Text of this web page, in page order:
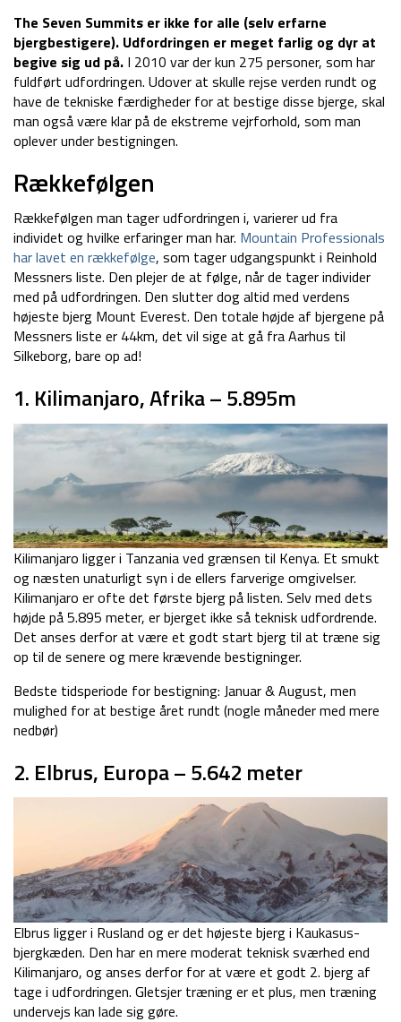
The Seven Summits er ikke for alle (selv erfarne
bjergbestigere). Udfordringen er meget farlig og dyr at
begive sig ud på. I 2010 var der kun 275 personer, som har
fuldført udfordringen. Udover at skulle rejse verden rundt og
have de tekniske færdigheder for at bestige disse bjerge, skal
man også være klar på de ekstreme vejrforhold, som man
oplever under bestigningen.
Rækkefølgen
Rækkefølgen man tager udfordringen i, varierer ud fra
individet og hvilke erfaringer man har. Mountain Professionals
har lavet en rækkefølge, som tager udgangspunkt i Reinhold
Messners liste. Den plejer de at følge, når de tager individer
med på udfordringen. Den slutter dog altid med verdens
højeste bjerg Mount Everest. Den totale højde af bjergene på
Messners liste er 44km, det vil sige at gå fra Aarhus til
Silkeborg, bare op ad!
1. Kilimanjaro, Afrika – 5.895m
Kilimanjaro ligger i Tanzania ved grænsen til Kenya. Et smukt
og næsten unaturligt syn i de ellers farverige omgivelser.
Kilimanjaro er ofte det første bjerg på listen. Selv med dets
højde på 5.895 meter, er bjerget ikke så teknisk udfordrende.
Det anses derfor at være et godt start bjerg til at træne sig
op til de senere og mere krævende bestigninger.
Bedste tidsperiode for bestigning: Januar & August, men
mulighed for at bestige året rundt (nogle måneder med mere
nedbør)
2. Elbrus, Europa – 5.642 meter
Elbrus ligger i Rusland og er det højeste bjerg i Kaukasus-
bjergkæden. Den har en mere moderat teknisk sværhed end
Kilimanjaro, og anses derfor for at være et godt 2. bjerg af
tage i udfordringen. Gletsjer træning er et plus, men træning
undervejs kan lade sig gøre.